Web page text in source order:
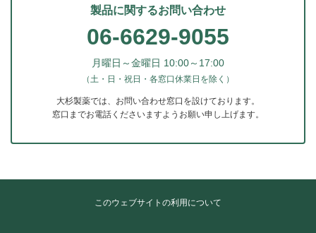
製品に関するお問い合わせ
06-6629-9055
月曜日～金曜日 10:00～17:00
（土・日・祝日・各窓口休業日を除く）
大杉製薬では、お問い合わせ窓口を設けております。
窓口までお電話くださいますようお願い申し上げます。
このウェブサイトの利用について